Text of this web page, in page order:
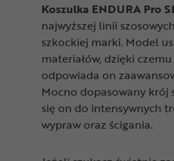
Koszulka ENDURA Pro
najwyższej linii
szkockiej marki. Model
materiałów, dzięki
odpowiada on
Mocno dopasowany krój
się on do intensywnych
wypraw oraz ścigania.